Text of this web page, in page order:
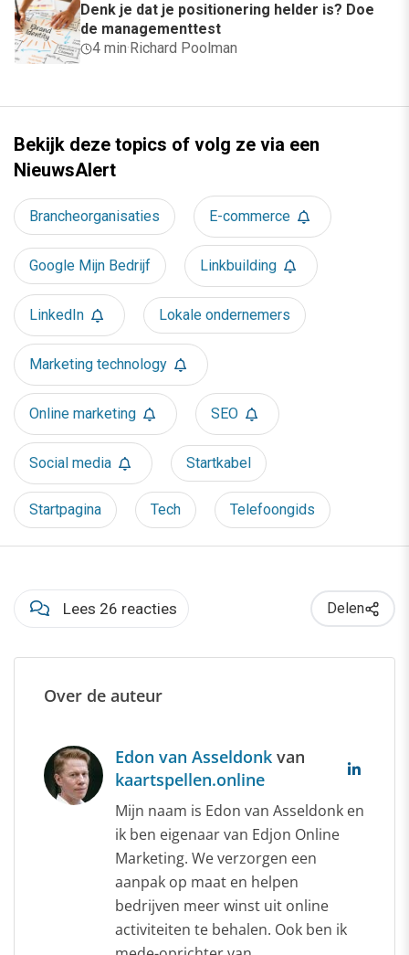
Denk je dat je positionering helder is? Doe
de managementtest
4 min· Richard Poolman
Bekijk deze topics of volg ze via een
NieuwsAlert
Brancheorganisaties E-commerce
Google Mijn Bedrijf Linkbuilding
LinkedIn Lokale ondernemers
Marketing technology
Online marketing SEO
Social media Startkabel
Startpagina Tech Telefoongids
Lees 26 reacties Delen
Over de auteur
Edon van Asseldonk van
kaartspellen.online
Mijn naam is Edon van Asseldonk en
ik ben eigenaar van Edjon Online
Marketing. We verzorgen een
aanpak op maat en helpen
bedrijven meer winst uit online
activiteiten te behalen. Ook ben ik